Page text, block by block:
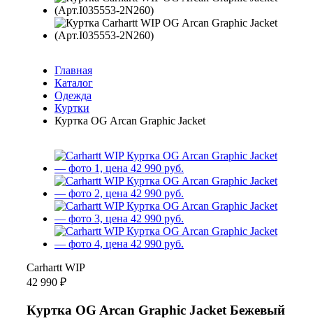
Главная
Каталог
Одежда
Куртки
Куртка OG Arcan Graphic Jacket
Carhartt WIP
42 990 ₽
Куртка OG Arcan Graphic Jacket Бежевый